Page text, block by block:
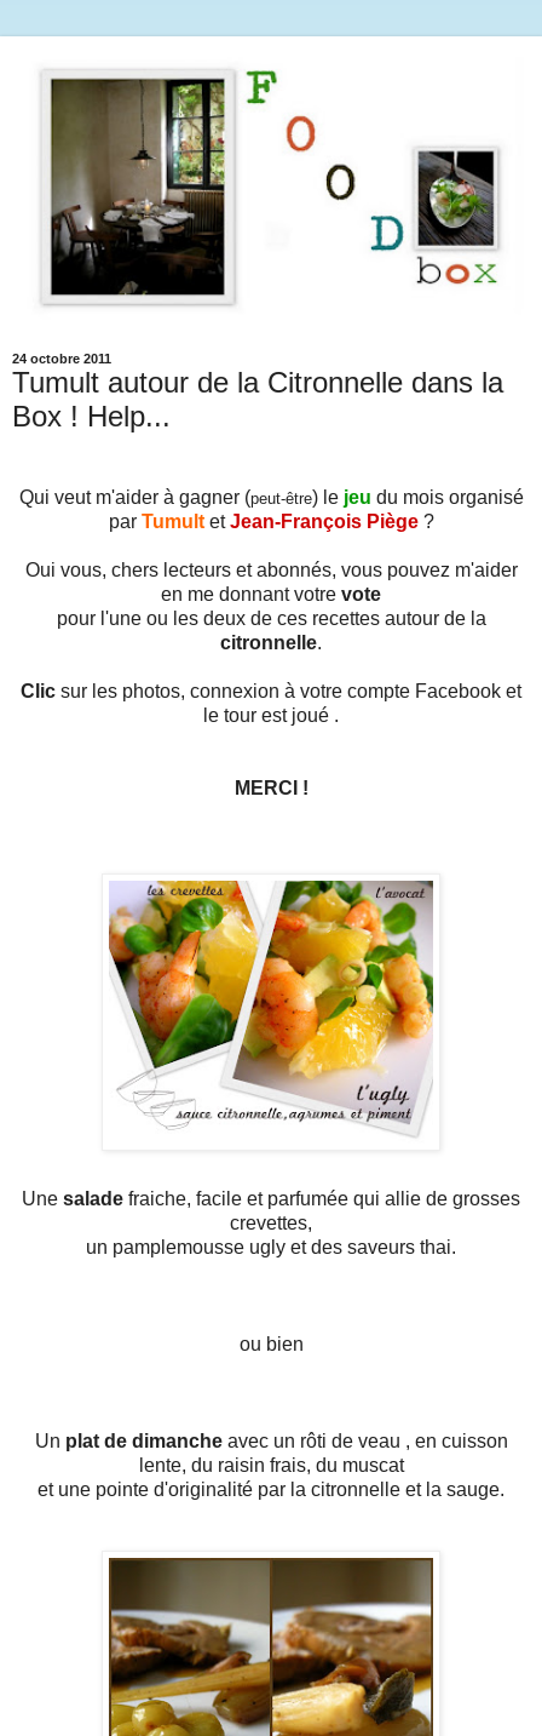
24 octobre 2011
Tumult autour de la Citronnelle dans la
Box ! Help...
Qui veut m'aider à gagner (peut-être) le jeu du mois organisé
par TumultetJean-François Piège?
Oui vous, chers lecteurs et abonnés, vous pouvez m'aider
en me donnant votre vote
pour l'une ou les deux de ces recettes autour de la
citronnelle.
Clic sur les photos, connexion à votre compte Facebook et
le tour est joué .
MERCI !
Une salade fraiche, facile et parfumée qui allie de grosses
crevettes,
un pamplemousse ugly et des saveurs thai.
ou bien
Un plat de dimanche avec un rôti de veau , en cuisson
lente, du raisin frais, du muscat
et une pointe d'originalité par la citronnelle et la sauge.